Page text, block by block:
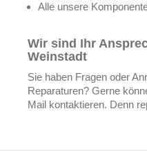
Alle unsere
Wir sind Ihr
Weinstadt
Sie haben Fragen oder
Reparaturen? Gerne
Mail kontaktieren. Denn